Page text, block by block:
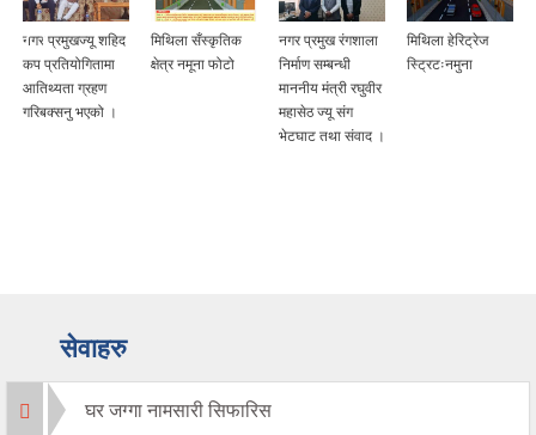
मिथिला सँस्कृतिक
क्षेत्र नमूना फोटो
नगर प्रमुख रंगशाला
निर्माण सम्बन्धी
मिथिला हेरिट्रेज
स्ट्रिटःनमुना
नगर उप—प्रमुख
श्री किशोरी साह
सेवाहरु
घर जग्गा नामसारी सिफारिस